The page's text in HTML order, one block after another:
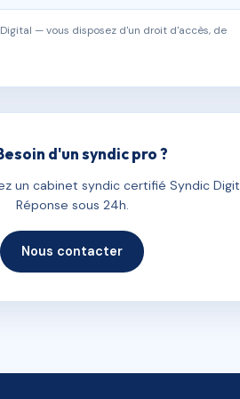
— vous disposez d'un droit d'accès, de
d'un syndic pro ?
un cabinet syndic certifié Syndic
Réponse sous 24h.
Nous contacter